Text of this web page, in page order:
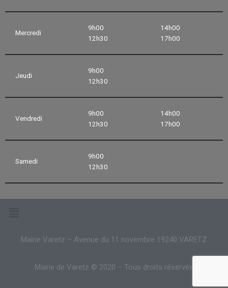
Mercredi
9h00
12h30
14h00
17h00
Jeudi
9h00
12h30
Vendredi
9h00
12h30
14h00
17h00
Samedi
9h00
12h30
Mairie Varetz – Avenue du 11 novembre 19240 VARETZ
Mairie de Varetz © 2020 – Tous droits réservés